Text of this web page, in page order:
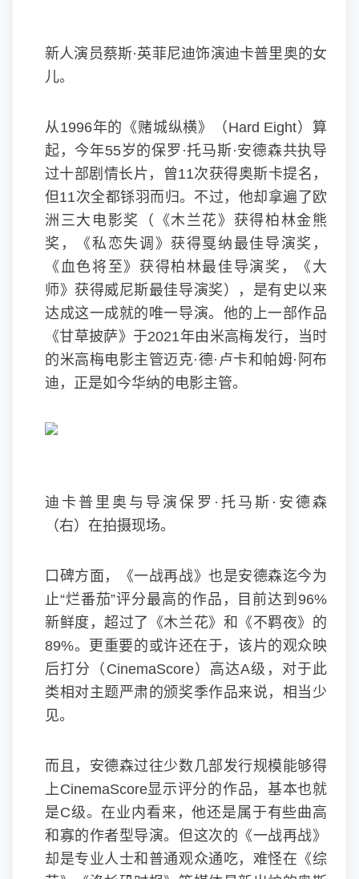
新人演员蔡斯·英菲尼迪饰演迪卡普里奥的女
儿。
从1996年的《赌城纵横》（Hard Eight）算
起，今年55岁的保罗·托马斯·安德森共执导
过十部剧情长片，曾11次获得奥斯卡提名，
但11次全都铩羽而归。不过，他却拿遍了欧
洲三大电影奖（《木兰花》获得柏林金熊
奖，《私恋失调》获得戛纳最佳导演奖，
《血色将至》获得柏林最佳导演奖，《大
师》获得威尼斯最佳导演奖），是有史以来
达成这一成就的唯一导演。他的上一部作品
《甘草披萨》于2021年由米高梅发行，当时
的米高梅电影主管迈克·德·卢卡和帕姆·阿布
迪，正是如今华纳的电影主管。
迪卡普里奥与导演保罗·托马斯·安德森
（右）在拍摄现场。
口碑方面，《一战再战》也是安德森迄今为
止“烂番茄”评分最高的作品，目前达到96%
新鲜度，超过了《木兰花》和《不羁夜》的
89%。更重要的或许还在于，该片的观众映
后打分（CinemaScore）高达A级，对于此
类相对主题严肃的颁奖季作品来说，相当少
见。
而且，安德森过往少数几部发行规模能够得
上CinemaScore显示评分的作品，基本也就
是C级。在业内看来，他还是属于有些曲高
和寡的作者型导演。但这次的《一战再战》
却是专业人士和普通观众通吃，难怪在《综